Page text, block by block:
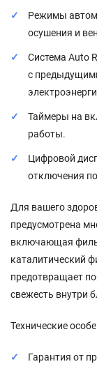
Режимы
осушения и
Система Auto
с
Таймеры на
работы.
Цифровой
отключения
Для вашего
предусмотрена
включающая
каталитический
предотвращает
свежесть внутри
Технические
Гарантия от